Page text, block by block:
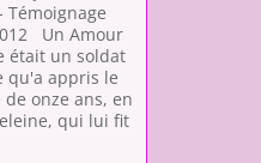
Témoignage
Un Amour
était un soldat
qu'a appris le
onze ans, en
qui lui fit